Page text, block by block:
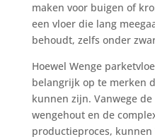
maken voor buigen of
een vloer die lang
behoudt, zelfs onder
Hoewel Wenge
belangrijk op te merken
kunnen zijn. Vanwege
wengehout en de
productieproces,